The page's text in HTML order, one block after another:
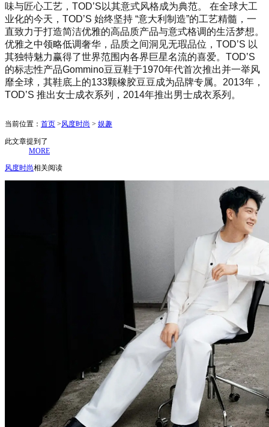
味与匠心工艺，TOD’S以其意式风格成为典范。 在全球大工
业化的今天，TOD’S 始终坚持 “意大利制造”的工艺精髓，一
直致力于打造简洁优雅的高品质产品与意式格调的生活梦想。
优雅之中领略低调奢华，品质之间洞见无瑕品位，TOD’S 以
其独特魅力赢得了世界范围内各界巨星名流的喜爱。TOD’S
的标志性产品Gommino豆豆鞋于1970年代首次推出并一举风
靡全球，其鞋底上的133颗橡胶豆豆成为品牌专属。2013年，
TOD’S 推出女士成衣系列，2014年推出男士成衣系列。
当前位置： 首页 >风度时尚 > 娱趣
此文章提到了
MORE
风度时尚相关阅读